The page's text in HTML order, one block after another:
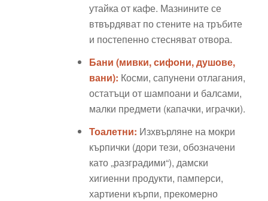
утайка от кафе. Мазнините се
втвърдяват по стените на тръбите
и постепенно стесняват отвора.
Бани (мивки, сифони, душове,
вани): Косми, сапунени отлагания,
остатъци от шампоани и балсами,
малки предмети (капачки, играчки).
Тоалетни: Изхвърляне на мокри
кърпички (дори тези, обозначени
като „разградими“), дамски
хигиенни продукти, памперси,
хартиени кърпи, прекомерно